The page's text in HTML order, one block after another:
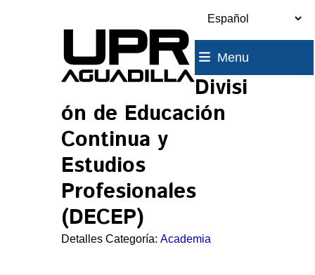
Menu
Divisi
ón de Educación
Continua y
Estudios
Profesionales
(DECEP)
Detalles Categoría: Academia